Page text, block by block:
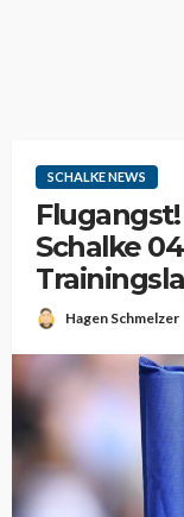
SCHALKE NEWS
Schalke
Hagen Schmelzer